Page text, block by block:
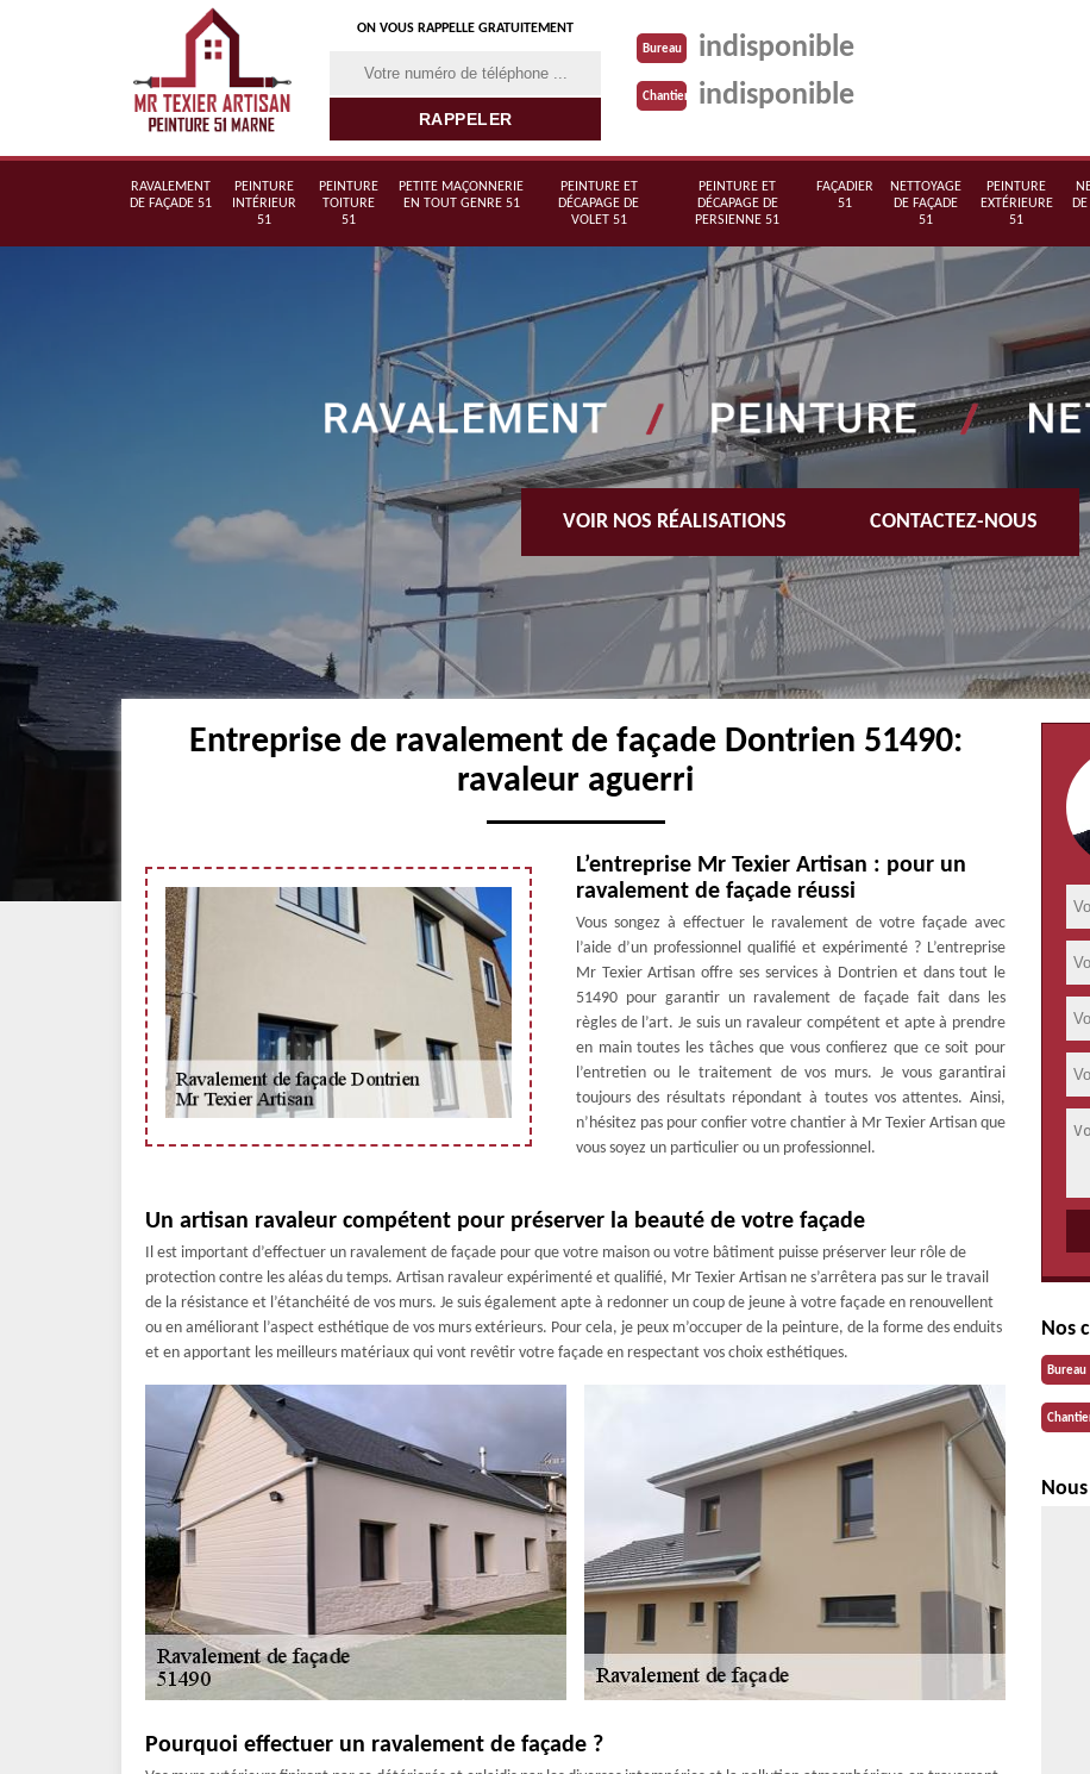
ON VOUS RAPPELLE GRATUITEMENT
Bureau indisponible
Chantier indisponible
RAVALEMENT
DE FAÇADE 51
PEINTURE
INTÉRIEUR
51
PEINTURE
TOITURE
51
PETITE MAÇONNERIE
EN TOUT GENRE 51
PEINTURE ET
DÉCAPAGE DE
VOLET 51
PEINTURE ET
DÉCAPAGE DE
PERSIENNE 51
FAÇADIER
51
NETTOYAGE
DE FAÇADE
51
PEINTURE
EXTÉRIEURE
51
VOIR NOS RÉALISATIONS CONTACTEZ-NOUS
Entreprise de ravalement de façade Dontrien 51490:
ravaleur aguerri
L’entreprise Mr Texier Artisan : pour un
ravalement de façade réussi
Vous songez à effectuer le ravalement de votre façade avec
l’aide d’un professionnel qualifié et expérimenté ? L’entreprise
Mr Texier Artisan offre ses services à Dontrien et dans tout le
51490 pour garantir un ravalement de façade fait dans les
règles de l’art. Je suis un ravaleur compétent et apte à prendre
en main toutes les tâches que vous confierez que ce soit pour
l’entretien ou le traitement de vos murs. Je vous garantirai
toujours des résultats répondant à toutes vos attentes. Ainsi,
n’hésitez pas pour confier votre chantier à Mr Texier Artisan que
vous soyez un particulier ou un professionnel.
Un artisan ravaleur compétent pour préserver la beauté de votre façade
Il est important d’effectuer un ravalement de façade pour que votre maison ou votre bâtiment puisse préserver leur rôle de
protection contre les aléas du temps. Artisan ravaleur expérimenté et qualifié, Mr Texier Artisan ne s’arrêtera pas sur le travail
de la résistance et l’étanchéité de vos murs. Je suis également apte à redonner un coup de jeune à votre façade en renouvellent
ou en améliorant l’aspect esthétique de vos murs extérieurs. Pour cela, je peux m’occuper de la peinture, de la forme des enduits
et en apportant les meilleurs matériaux qui vont revêtir votre façade en respectant vos choix esthétiques.
Pourquoi effectuer un ravalement de façade ?
Nos
Bureau